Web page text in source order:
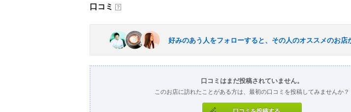
口コミ ？
好みのあう人をフォローすると、その人のオススメのお店
口コミはまだ投稿されていません。
このお店に訪れたことがある方は、最初の口コミを投稿してみませんか？